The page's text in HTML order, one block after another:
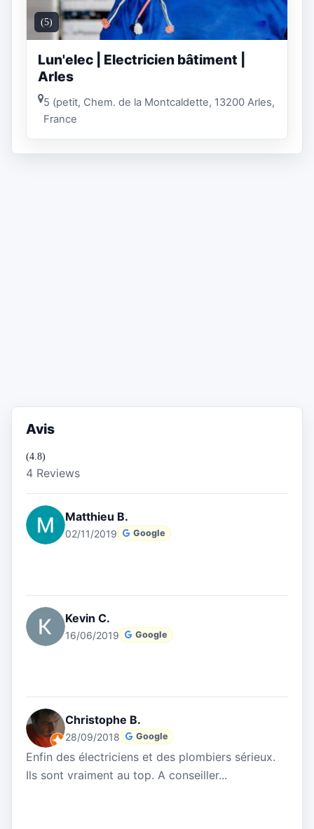
(5)
Lun'elec | Electricien bâtiment |
Arles
5 (petit, Chem. de la Montcaldette, 13200 Arles,
France
Avis
(4.8)
4 Reviews
Matthieu B.
02/11/2019 Google
Kevin C.
16/06/2019 Google
Christophe B.
28/09/2018 Google
Enfin des électriciens et des plombiers sérieux.
Ils sont vraiment au top. A conseiller...